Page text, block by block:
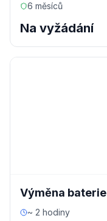
6 měsíců
Na vyžádání
Výměna baterie
~ 2 hodiny